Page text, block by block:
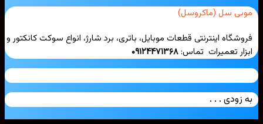
سل (ماکروسل)
اینترنتی قطعات موبایل، باتری، برد شارژ، انواع سوکت کانکتور و
تعمیرات تماس:۰۹۱۲۴۴۷۱۳۶۸
زودی . . .